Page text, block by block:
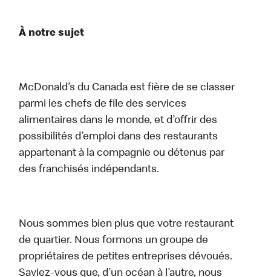
À notre sujet
McDonald’s du Canada est fière de se classer
parmi les chefs de file des services
alimentaires dans le monde, et d’offrir des
possibilités d’emploi dans des restaurants
appartenant à la compagnie ou détenus par
des franchisés indépendants.
Nous sommes bien plus que votre restaurant
de quartier. Nous formons un groupe de
propriétaires de petites entreprises dévoués.
Saviez-vous que, d’un océan à l’autre, nous